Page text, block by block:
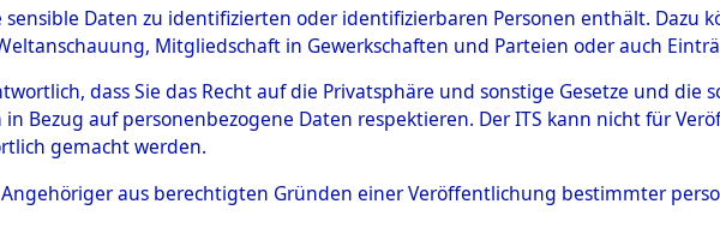
→Kreis Stade→0177
0177 (101102290)
Übergeordnetes
Niedersachsen
sensible Daten zu identifizierten oder identifizierbaren Personen enthält. Dazu
Mitgliedschaft in Gewerkschaften und Parteien oder auch
dass Sie das Recht auf die Privatsphäre und sonstige Gesetze und die
Bezug auf personenbezogene Daten respektieren. Der ITS kann nicht für
gemacht werden.
Angehöriger aus berechtigten Gründen einer Veröffentlichung bestimmter